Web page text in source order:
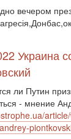
вечером
Украина
ли Путин
- мнение